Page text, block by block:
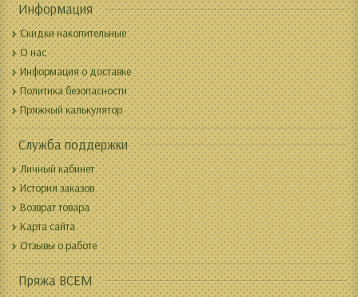
Информация
Скидки накопительные
О нас
Информация о доставке
Политика безопасности
Пряжный калькулятор
Служба поддержки
Личный кабинет
История заказов
Возврат товара
Карта сайта
Отзывы о работе
Пряжа ВСЕМ